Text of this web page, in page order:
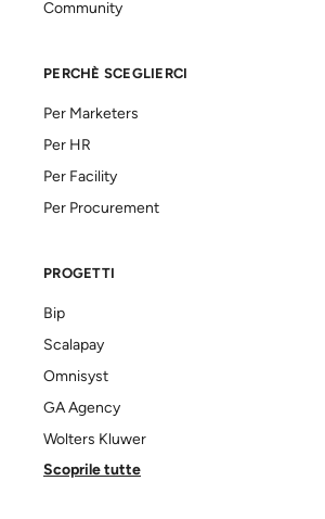
Community
PERCHÈ SCEGLIERCI
Per Marketers
Per HR
Per Facility
Per Procurement
PROGETTI
Bip
Scalapay
Omnisyst
GA Agency
Wolters Kluwer
Scoprile tutte